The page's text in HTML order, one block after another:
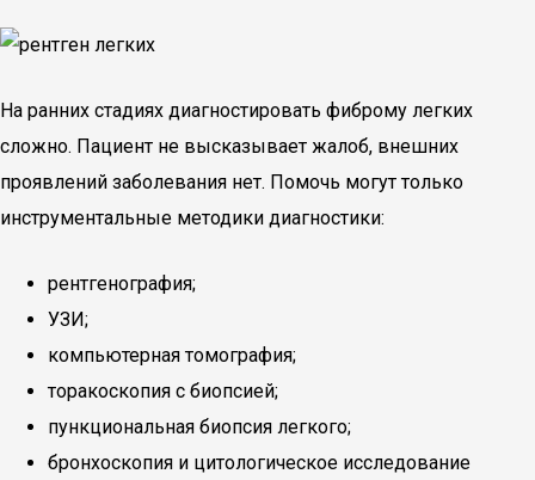
На ранних стадиях диагностировать фиброму легких
сложно. Пациент не высказывает жалоб, внешних
проявлений заболевания нет. Помочь могут только
инструментальные методики диагностики:
рентгенография;
УЗИ;
компьютерная томография;
торакоскопия с биопсией;
пункциональная биопсия легкого;
бронхоскопия и цитологическое исследование